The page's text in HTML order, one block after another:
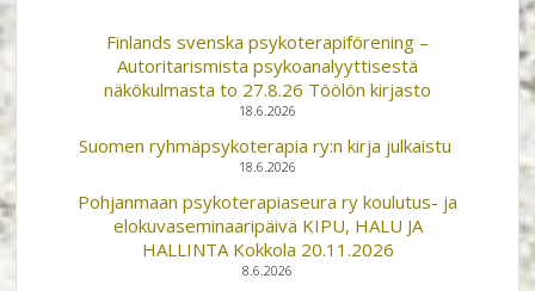
Finlands svenska psykoterapiförening –
Autoritarismista psykoanalyyttisestä
näkökulmasta to 27.8.26 Töölön kirjasto
18.6.2026
Suomen ryhmäpsykoterapia ry:n kirja julkaistu
18.6.2026
Pohjanmaan psykoterapiaseura ry koulutus- ja
elokuvaseminaaripäivä KIPU, HALU JA
HALLINTA Kokkola 20.11.2026
8.6.2026